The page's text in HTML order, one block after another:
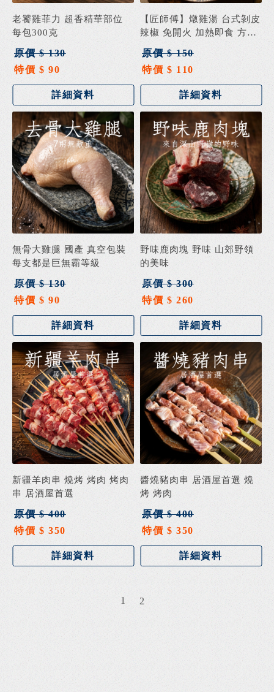
老饕雞菲力 超香精華部位
每包300克
原價 $ 130
特價 $ 90
詳細資料
【匠師傅】燉雞湯 台式剝皮
辣椒 免開火 加熱即食 方便
料理 微波
原價 $ 150
特價 $ 110
詳細資料
無骨大雞腿 國產 真空包裝
每支都是巨無霸等級
原價 $ 130
特價 $ 90
詳細資料
野味鹿肉塊 野味 山郊野領
的美味
原價 $ 300
特價 $ 260
詳細資料
新疆羊肉串 燒烤 烤肉 烤肉
串 居酒屋首選
原價 $ 400
特價 $ 350
詳細資料
醬燒豬肉串 居酒屋首選 燒
烤 烤肉
原價 $ 400
特價 $ 350
詳細資料
1 2